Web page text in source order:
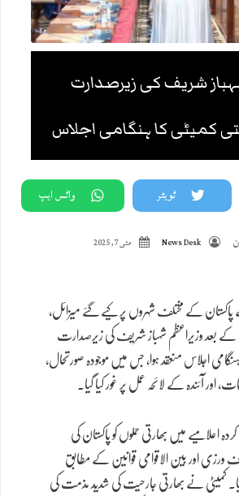
شریف کی زیرصدارت
کمیٹی کا ہنگامی اجلاس
ٹویٹر واٹس ایپ
News Desk مئی 7, 2025
کے مختلف شہروں پر کیے گئے میزائل،
کے بعد وزیراعظم شہباز شریف کی زیرصدارت
اجلاس منعقد ہوا، جس میں موجودہ صورتحال،
اور آئندہ کے لائحہ عمل پر غور کیا گیا۔
اعلامیے میں بھارتی حملوں کو پاکستان کی
ورزی اور بین الاقوامی قوانین کے مطابق
کمیٹی نے بھارتی جارحیت کی شدید مذمت کی